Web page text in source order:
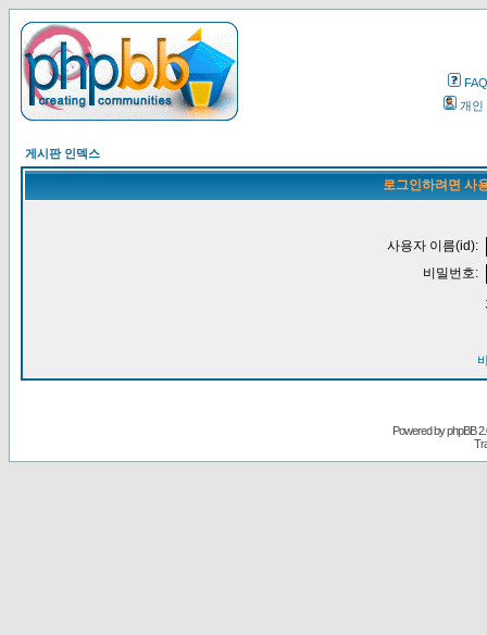
FAQ
개인
게시판 인덱스
로그인하려면 사
사용자 이름(id):
비밀번호:
Powered byphpBB